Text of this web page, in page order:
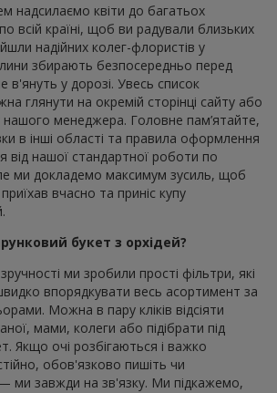
надсилаємо квіти до багатьох
всій країні, щоб ви радували близьких
надійних колег-флористів у
збирають безпосередньо перед
в'януть у дорозі. Увесь список
глянути на окремій сторінці сайту або
менеджера. Головне пам’ятайте,
в інші області та правила оформлення
від нашої стандартної роботи по
ми докладемо максимум зусиль, щоб
вчасно та приніс купу
букет з орхідей?
ми зробили прості фільтри, які
впорядкувати весь асортимент за
Можна в пару кліків відсіяти
мами, колеги або підібрати під
Якщо очі розбігаються і важко
обов'язково пишіть чи
ми завжди на зв'язку. Ми підкажемо,